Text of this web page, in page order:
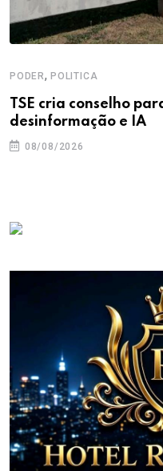
PODER, POLITICA
TSE cria conselho
desinformação e IA
08/08/2026